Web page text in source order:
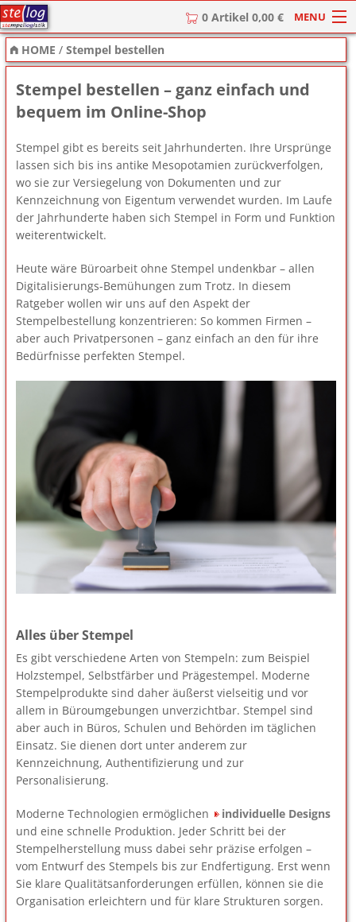
0 Artikel 0,00 € MENU
HOME
Stempel
Stempel-Textplatten
Stempelzubehör
HOME /Stempel bestellen
Stempel bestellen – ganz einfach und
bequem im Online-Shop
Stempel gibt es bereits seit Jahrhunderten. Ihre Ursprünge
lassen sich bis ins antike Mesopotamien zurückverfolgen,
wo sie zur Versiegelung von Dokumenten und zur
Kennzeichnung von Eigentum verwendet wurden. Im Laufe
der Jahrhunderte haben sich Stempel in Form und Funktion
weiterentwickelt.
Heute wäre Büroarbeit ohne Stempel undenkbar – allen
Digitalisierungs-Bemühungen zum Trotz. In diesem
Ratgeber wollen wir uns auf den Aspekt der
Stempelbestellung konzentrieren: So kommen Firmen –
aber auch Privatpersonen – ganz einfach an den für ihre
Bedürfnisse perfekten Stempel.
Alles über Stempel
Es gibt verschiedene Arten von Stempeln: zum Beispiel
Holzstempel, Selbstfärber und Prägestempel. Moderne
Stempelprodukte sind daher äußerst vielseitig und vor
allem in Büroumgebungen unverzichtbar. Stempel sind
aber auch in Büros, Schulen und Behörden im täglichen
Einsatz. Sie dienen dort unter anderem zur
Kennzeichnung, Authentifizierung und zur
Personalisierung.
Moderne Technologien ermöglichen
individuelle Designs
und eine schnelle Produktion. Jeder Schritt bei der
Stempelherstellung muss dabei sehr präzise erfolgen –
vom Entwurf des Stempels bis zur Endfertigung. Erst wenn
Sie klare Qualitätsanforderungen erfüllen, können sie die
Organisation erleichtern und für klare Strukturen sorgen.